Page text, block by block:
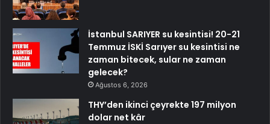
İstanbul SARIYER su kesintisi! 20-21
Temmuz İSKİ Sarıyer su kesintisi ne
zaman bitecek, sular ne zaman
gelecek?
Ağustos 6, 2026
THY’den ikinci çeyrekte 197 milyon
dolar net kâr